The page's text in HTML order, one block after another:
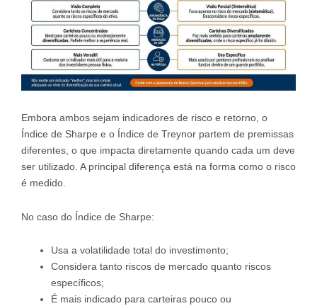
Embora ambos sejam indicadores de risco e retorno, o
Índice de Sharpe e o Índice de Treynor partem de premissas
diferentes, o que impacta diretamente quando cada um deve
ser utilizado. A principal diferença está na forma como o risco
é medido.
No caso do Índice de Sharpe:
Usa a volatilidade total do investimento;
Considera tanto riscos de mercado quanto riscos
específicos;
É mais indicado para carteiras pouco ou